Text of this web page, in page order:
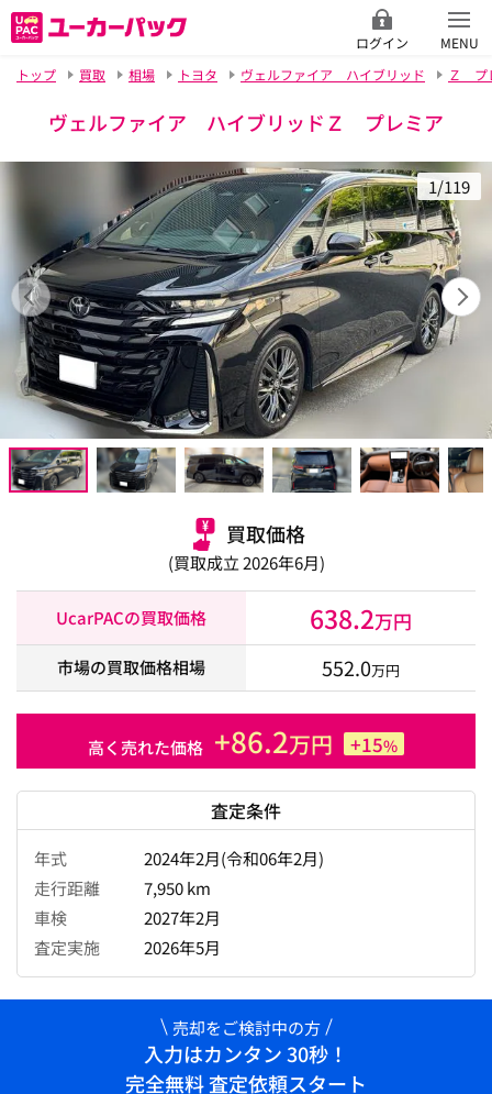
ログイン
MENU
トップ
買取 相場 トヨタ ヴェルファイア ハイブリッド Ｚ プ
ヴェルファイア ハイブリッドＺ プレミア
1/119
買取価格
(買取成立 2026年6月)
UcarPACの買取価格 638.2万円
市場の買取価格相場 552.0万円
高く売れた価格 +86.2万円 +15%
査定条件
年式
2024年2月(令和06年2月)
走行距離
7,950 km
車検
2027年2月
査定実施
2026年5月
売却をご検討中の方
入力はカンタン 30秒！
完全無料 査定依頼スタート